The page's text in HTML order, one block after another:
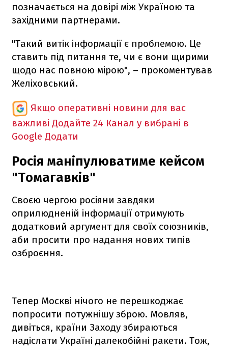
позначається на довірі між Україною та
західними партнерами.
"Такий витік інформації є проблемою. Це
ставить під питання те, чи є вони щирими
щодо нас повною мірою", – прокоментував
Желіховський.
Якщо оперативні новини для вас
важливі Додайте 24 Канал у вибрані в
Google Додати
Росія маніпулюватиме кейсом
"Томагавків"
Своєю чергою росіяни завдяки
оприлюдненій інформації отримують
додатковий аргумент для своїх союзників,
аби просити про надання нових типів
озброєння.
Тепер Москві нічого не перешкоджає
попросити потужнішу зброю. Мовляв,
дивіться, країни Заходу збираються
надіслати Україні далекобійні ракети. Тож,